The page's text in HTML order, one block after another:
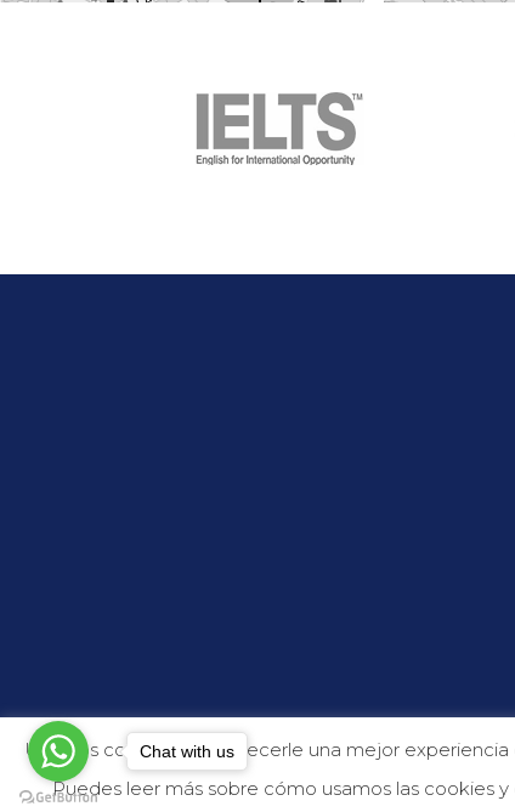
Usamos cookies para ofrecerle una mejor
Puedes leer más sobre cómo usamos las cookies
Chat with us